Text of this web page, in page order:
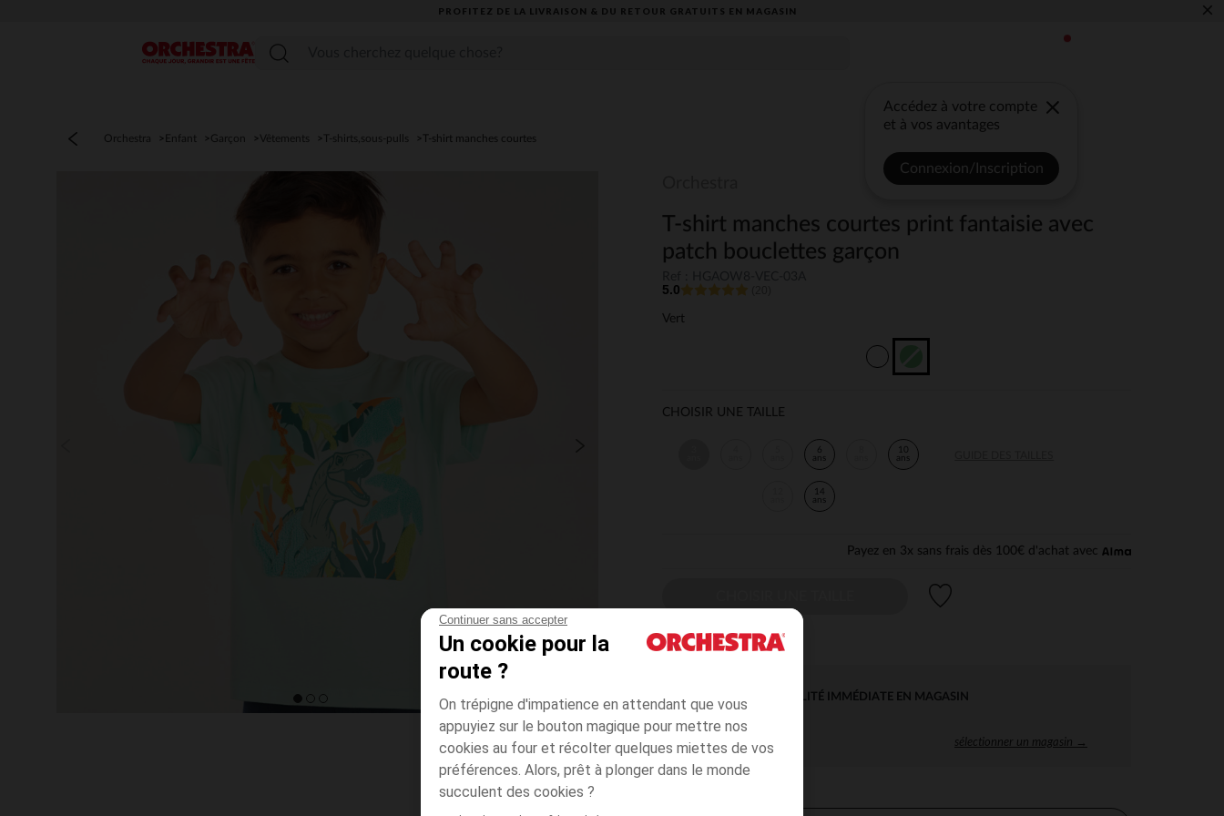
Continuer sans accepter
Un cookie pour la
route ?
On trépigne d'impatience en attendant que vous
appuyiez sur le bouton magique pour mettre nos
cookies au four et récolter quelques miettes de vos
préférences. Alors, prêt à plonger dans le monde
succulent des cookies ?
PROFITEZ DE LA LIVRAISON & DU RETOUR GRATUITS EN MAGASIN​ ×
Menu
Accédez à votre compte
et à vos avantages
Connexion/Inscription
Orchestra Enfant Garçon Vêtements T-shirts,sous-pulls T-shirt manches courtes
T-shirt manches courtes print fantaisie avec
patch bouclettes garçon
5.0
Vert
CHOISIR UNE TAILLE
6
ans
10
ans
14
ans
Payez en 3x sans frais dès 100€ d'achat avec
DISPONIBILITÉ IMMÉDIATE EN MAGASIN
sélectionner un magasin →